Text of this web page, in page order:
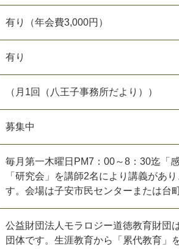
有り（年会費3,000円）
有り
（月1回（八王子事務所だより））
募集中
毎月第一木曜日PM7：00～8：30迄「
「研究会」を講師2名により講義があ
す。会場は子安市民センターまたは台
公益財団法人モラロジー道徳教育財団
団体です。生涯教育から「累代教育」